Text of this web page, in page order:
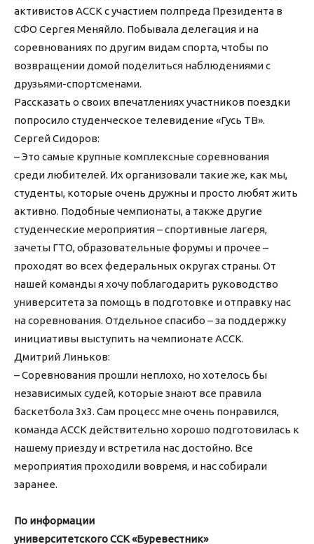
активистов АССК с участием полпреда Президента в
СФО Сергея Меняйло. Побывала делегация и на
соревнованиях по другим видам спорта, чтобы по
возвращении домой поделиться наблюдениями с
друзьями-спортсменами.
Рассказать о своих впечатлениях участников поездки
попросило студенческое телевидение «Гусь ТВ».
Сергей Сидоров:
– Это самые крупные комплексные соревнования
среди любителей. Их организовали такие же, как мы,
студенты, которые очень дружны и просто любят жить
активно. Подобные чемпионаты, а также другие
студенческие мероприятия – спортивные лагеря,
зачеты ГТО, образовательные форумы и прочее –
проходят во всех федеральных округах страны. От
нашей команды я хочу поблагодарить руководство
университета за помощь в подготовке и отправку нас
на соревнования. Отдельное спасибо – за поддержку
инициативы выступить на чемпионате АССК.
Дмитрий Линьков:
– Соревнования прошли неплохо, но хотелось бы
независимых судей, которые знают все правила
баскетбола 3х3. Сам процесс мне очень понравился,
команда АССК действительно хорошо подготовилась к
нашему приезду и встретила нас достойно. Все
мероприятия проходили вовремя, и нас собирали
заранее.
По информации
университетского ССК «Буревестник»